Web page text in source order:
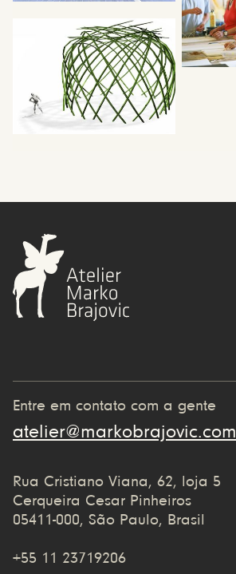
Entre em contato com a gente
atelier@markobrajovic.com
Rua Cristiano Viana, 62, loja 5
Cerqueira Cesar Pinheiros
05411-000, São Paulo, Brasil
+55 11 23719206